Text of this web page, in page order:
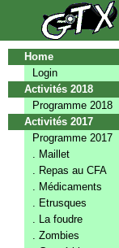
Home
Login
Activités 2018
Programme 2018
Activités 2017
Programme 2017
. Maillet
. Repas au CFA
. Médicaments
. Etrusques
. La foudre
. Zombies